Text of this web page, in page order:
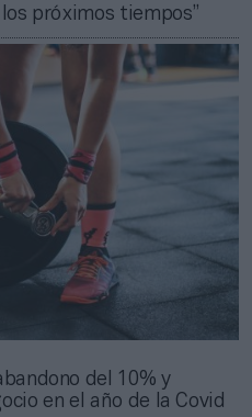
próximos tiempos”
del 10% y
en el año de la Covid